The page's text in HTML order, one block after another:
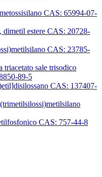
CAS: 65994-07-
estere CAS: 20728-
CAS: 23785-
sale trisodico
89-5
CAS: 137407-
CAS: 757-44-8